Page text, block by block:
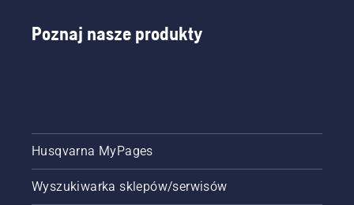
Poznaj nasze produkty
Husqvarna MyPages
Wyszukiwarka sklepów/serwisów